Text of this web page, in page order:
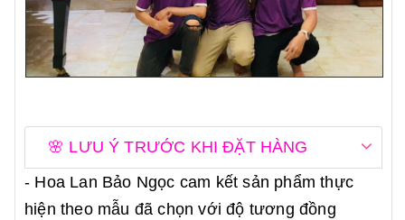
🌸 LƯU Ý TRƯỚC KHI ĐẶT HÀNG
- Hoa Lan Bảo Ngọc cam kết sản phẩm thực
hiện theo mẫu đã chọn với độ tương đồng